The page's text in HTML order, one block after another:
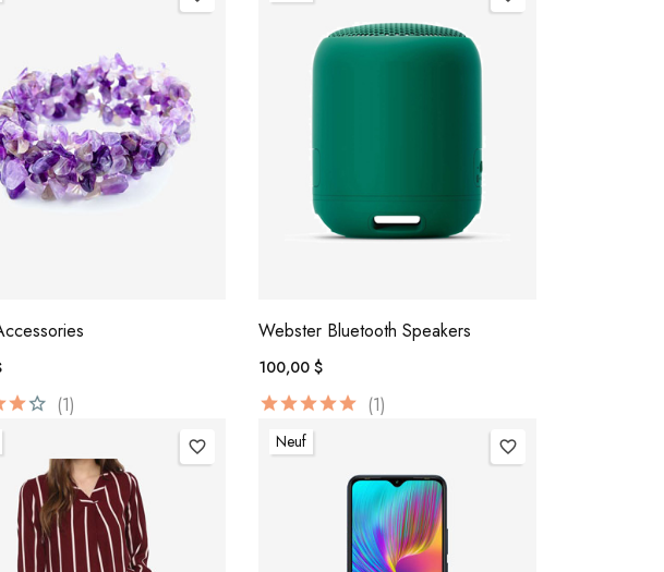
(1)
Webster Bluetooth Speakers
100,00 $
(1)
favorite_border favorite_border
Neuf